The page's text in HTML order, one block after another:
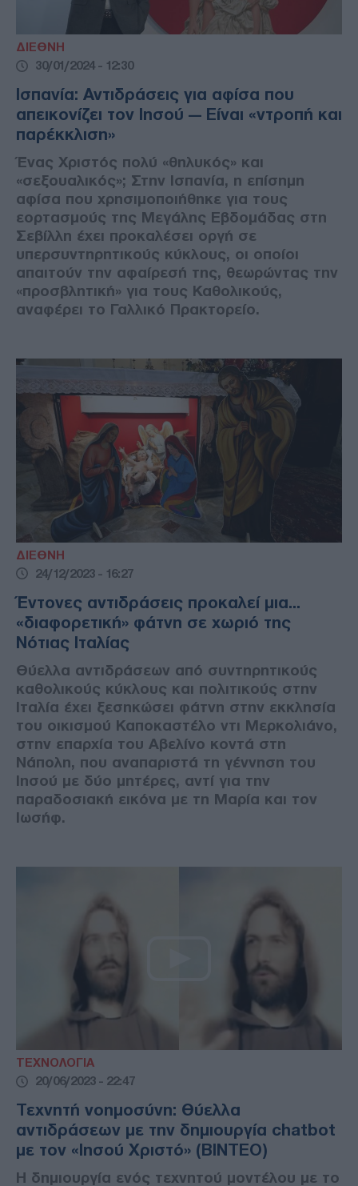
ΔΙΕΘΝΗ
30/01/2024 - 12:30
Ισπανία: Αντιδράσεις για αφίσα που
απεικονίζει τον Ιησού — Είναι «ντροπή και
παρέκκλιση»
Ένας Χριστός πολύ «θηλυκός» και
«σεξουαλικός»; Στην Ισπανία, η επίσημη
αφίσα που χρησιμοποιήθηκε για τους
εορτασμούς της Μεγάλης Εβδομάδας στη
Σεβίλλη έχει προκαλέσει οργή σε
υπερσυντηρητικούς κύκλους, οι οποίοι
απαιτούν την αφαίρεσή της, θεωρώντας την
«προσβλητική» για τους Καθολικούς,
αναφέρει το Γαλλικό Πρακτορείο.
ΔΙΕΘΝΗ
24/12/2023 - 16:27
Έντονες αντιδράσεις προκαλεί μια...
«διαφορετική» φάτνη σε χωριό της
Νότιας Ιταλίας
Θύελλα αντιδράσεων από συντηρητικούς
καθολικούς κύκλους και πολιτικούς στην
Ιταλία έχει ξεσηκώσει φάτνη στην εκκλησία
του οικισμού Καποκαστέλο ντι Μερκολιάνο,
στην επαρχία του Αβελίνο κοντά στη
Νάπολη, που αναπαριστά τη γέννηση του
Ιησού με δύο μητέρες, αντί για την
παραδοσιακή εικόνα με τη Μαρία και τον
Ιωσήφ.
ΤΕΧΝΟΛΟΓΙΑ
20/06/2023 - 22:47
Τεχνητή νοημοσύνη: Θύελλα
αντιδράσεων με την δημιουργία chatbot
με τον «Ιησού Χριστό» (ΒΙΝΤΕΟ)
Η δημιουργία ενός τεχνητού μοντέλου με το